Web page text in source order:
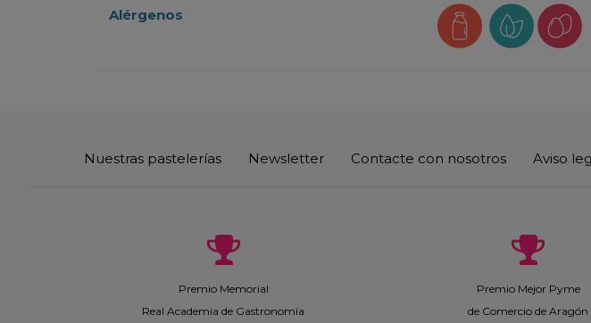
Alérgenos
Nuestras pastelerías Newsletter Contacte con nosotros Aviso
Premio Memorial
Real Academia de Gastronomía
Premio Mejor Pyme
de Comercio de Aragón